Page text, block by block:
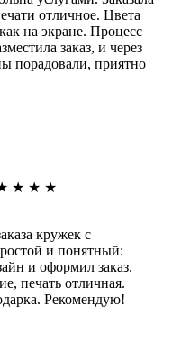
отличное. Цвета
на экране. Процесс
заказ, и через
порадовали, приятно
★ ★ ★
кружек с
и понятный:
и оформил заказ.
печать отличная.
Рекомендую!